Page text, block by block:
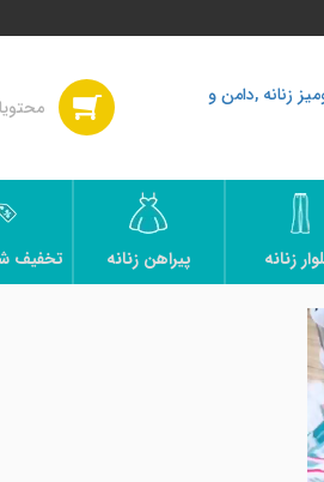
زنانه پیراهن زنانه تخفیف